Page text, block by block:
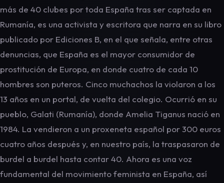
más de 40 clubes por toda España tras ser captada en
Rumanía, es una activista y escritora que narra en su libro
publicado por Ediciones B, en el que señala, entre otras
denuncias, que España es el mayor consumidor de
prostitución de Europa, en donde cuatro de cada 10
hombres son puteros. Cinco muchachos la violaron a los
13 años en un portal, de vuelta del colegio. Ocurrió en su
pueblo, Galati (Rumanía), donde Amelia Tiganus nació en
1984. La vendieron a un proxeneta español por 300 euros
cuatro años después y, en nuestro país, la traspasaron de
burdel a burdel hasta contar 40. Ahora es una voz
fundamental del movimiento feminista en España, así